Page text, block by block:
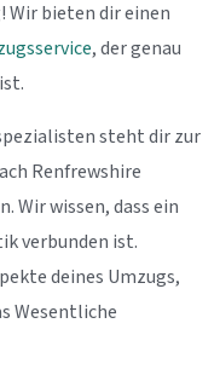
Wir bieten dir einen
, der genau
steht dir zur
Renfrewshire
Wir wissen, dass ein
verbunden ist.
deines Umzugs,
Wesentliche